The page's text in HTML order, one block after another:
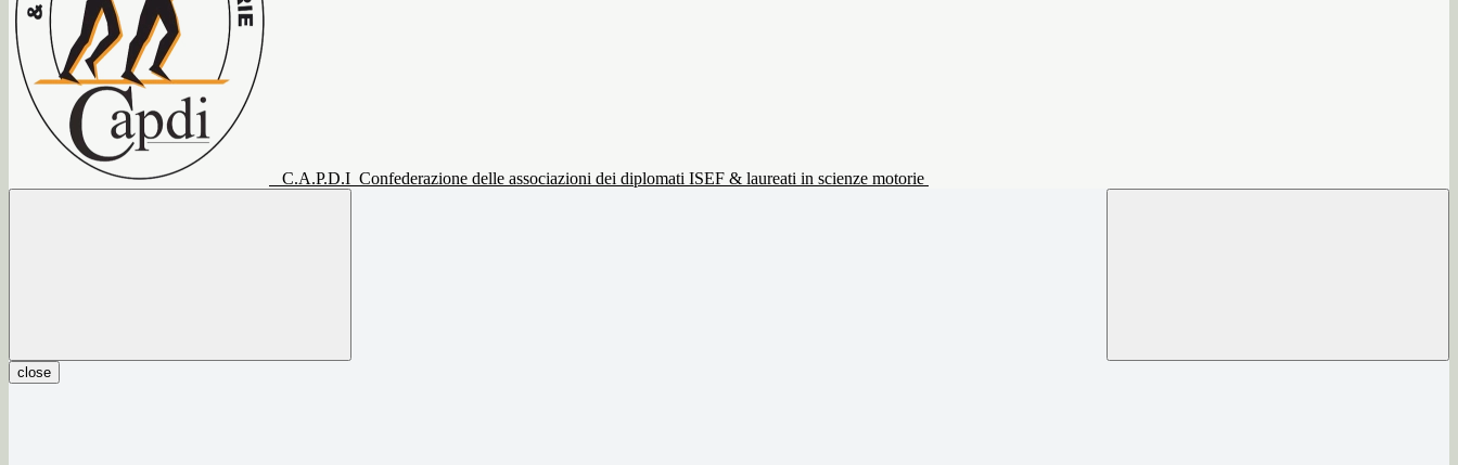
C.A.P.D.I Confederazione delle associazioni dei diplomati ISEF & laureati in scienze motorie
close